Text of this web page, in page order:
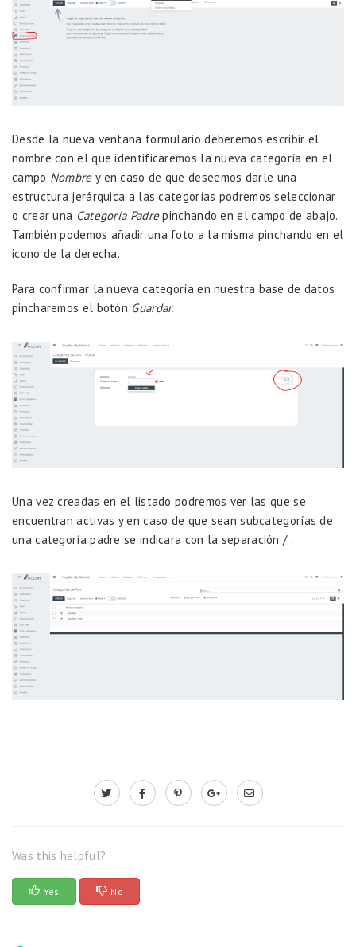
Desde la nueva ventana formulario deberemos escribir el
nombre con el que identificaremos la nueva categoría en el
campo Nombrey en caso de que deseemos darle una
estructura jerárquica a las categorías podremos seleccionar
o crear una Categoría Padrepinchando en el campo de abajo.
También podemos añadir una foto a la misma pinchando en el
icono de la derecha.
Para confirmar la nueva categoría en nuestra base de datos
pincharemos el botón Guardar.
Una vez creadas en el listado podremos ver las que se
encuentran activas y en caso de que sean subcategorías de
una categoría padre se indicara con la separación / .
Was this helpful?
Yes No